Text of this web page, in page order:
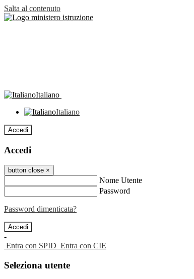
Salta al contenuto
Italiano
Italiano
Accedi
Accedi
button close ×
Nome Utente
Password
Password dimenticata?
-
Entra con SPID Entra con CIE
Seleziona utente